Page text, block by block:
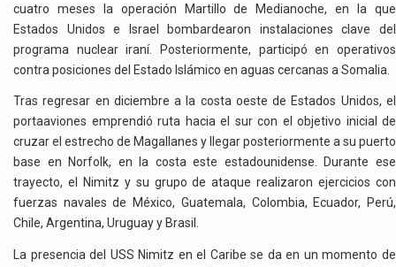
cuatro meses la operación Martillo de Medianoche, en la que
Estados Unidos e Israel bombardearon instalaciones clave del
programa nuclear iraní. Posteriormente, participó en operativos
contra posiciones del Estado Islámico en aguas cercanas a Somalia.
Tras regresar en diciembre a la costa oeste de Estados Unidos, el
portaaviones emprendió ruta hacia el sur con el objetivo inicial de
cruzar el estrecho de Magallanes y llegar posteriormente a su puerto
base en Norfolk, en la costa este estadounidense. Durante ese
trayecto, el Nimitz y su grupo de ataque realizaron ejercicios con
fuerzas navales de México, Guatemala, Colombia, Ecuador, Perú,
Chile, Argentina, Uruguay y Brasil.
La presencia del USS Nimitz en el Caribe se da en un momento de